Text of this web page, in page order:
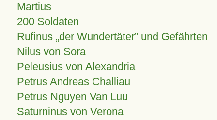
Martius
200 Soldaten
Rufinus „der Wundertäter” und Gefährten
Nilus von Sora
Peleusius von Alexandria
Petrus Andreas Challiau
Petrus Nguyen Van Luu
Saturninus von Verona